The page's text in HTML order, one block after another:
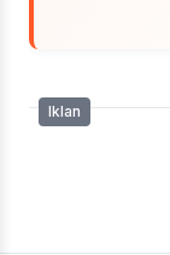
Iklan